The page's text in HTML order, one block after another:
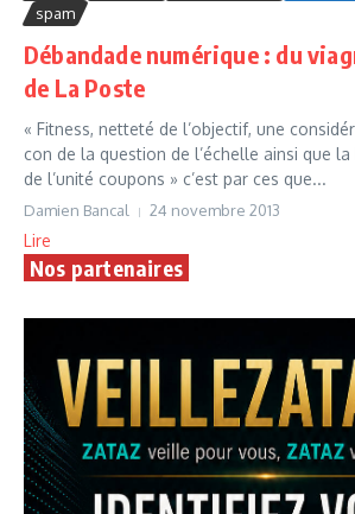
spam
Débandade numérique : du
de La Poste
« Fitness, netteté de l’objectif, une
con de la question de l’échelle ainsi que
de l’unité coupons » c’est par ces que...
Damien Bancal 24 novembre 2013
Lire
Nos partenaires